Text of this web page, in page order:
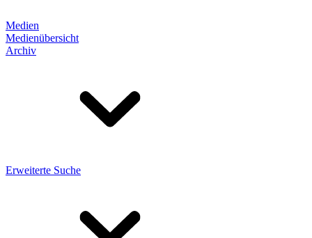
Medien
Medienübersicht
Archiv
Erweiterte Suche